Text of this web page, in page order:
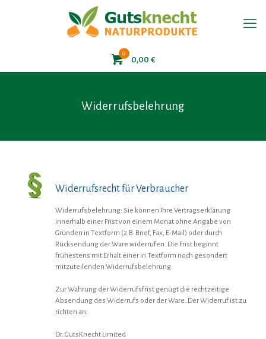
0
0,00 €
Widerrufsbelehrung
Widerrufsrecht für Verbraucher
Widerrufsbelehrung: Sie können Ihre Vertragserklärung
innerhalb einer Frist von einem Monat ohne Angabe von
Gründen in Textform (z.B. Brief, Fax, E-Mail) oder durch
Rücksendung der Ware widerrufen. Die Frist beginnt
frühestens mit Erhalt einer in Textform noch gesondert
mitzuteilenden Widerrufsbelehrung.
Zur Wahrung der Widerrufsfrist genügt die rechtzeitige
Absendung des Widerrufs oder der Ware. Der Widerruf ist zu
richten an:
Dr. GutsKnecht Limited